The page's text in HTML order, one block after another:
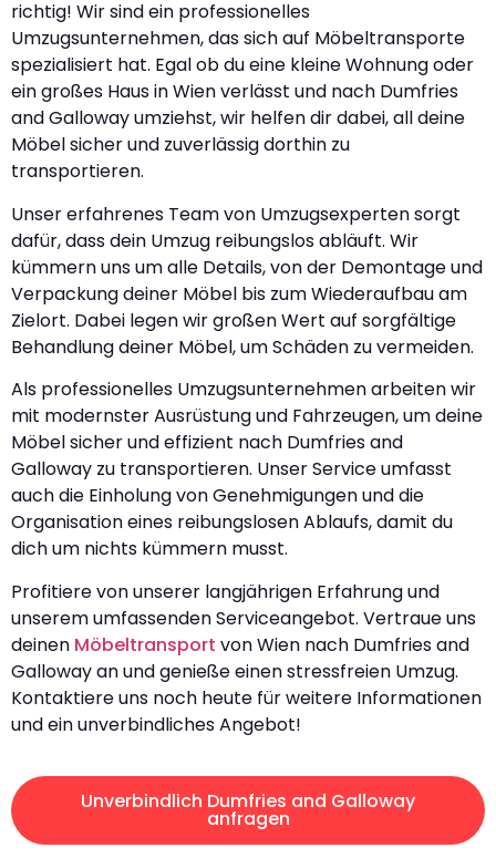
richtig! Wir sind ein professionelles
Umzugsunternehmen, das sich auf Möbeltransporte
spezialisiert hat. Egal ob du eine kleine Wohnung oder
ein großes Haus in Wien verlässt und nach Dumfries
and Galloway umziehst, wir helfen dir dabei, all deine
Möbel sicher und zuverlässig dorthin zu
transportieren.
Unser erfahrenes Team von Umzugsexperten sorgt
dafür, dass dein Umzug reibungslos abläuft. Wir
kümmern uns um alle Details, von der Demontage und
Verpackung deiner Möbel bis zum Wiederaufbau am
Zielort. Dabei legen wir großen Wert auf sorgfältige
Behandlung deiner Möbel, um Schäden zu vermeiden.
Als professionelles Umzugsunternehmen arbeiten wir
mit modernster Ausrüstung und Fahrzeugen, um deine
Möbel sicher und effizient nach Dumfries and
Galloway zu transportieren. Unser Service umfasst
auch die Einholung von Genehmigungen und die
Organisation eines reibungslosen Ablaufs, damit du
dich um nichts kümmern musst.
Profitiere von unserer langjährigen Erfahrung und
unserem umfassenden Serviceangebot. Vertraue uns
deinen Möbeltransport von Wien nach Dumfries and
Galloway an und genieße einen stressfreien Umzug.
Kontaktiere uns noch heute für weitere Informationen
und ein unverbindliches Angebot!
Unverbindlich Dumfries and Galloway
anfragen